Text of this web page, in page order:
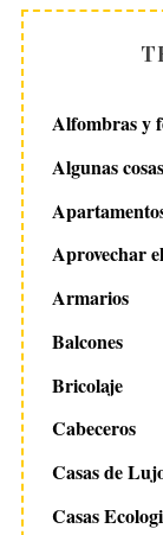
Alfombras y
Algunas
Aprovechar
Armarios
Balcones
Bricolaje
Cabeceros
Casas de
Casas